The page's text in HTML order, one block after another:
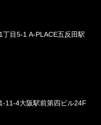
目5-1 A-PLACE五反田駅
11-4大阪駅前第四ビル24F